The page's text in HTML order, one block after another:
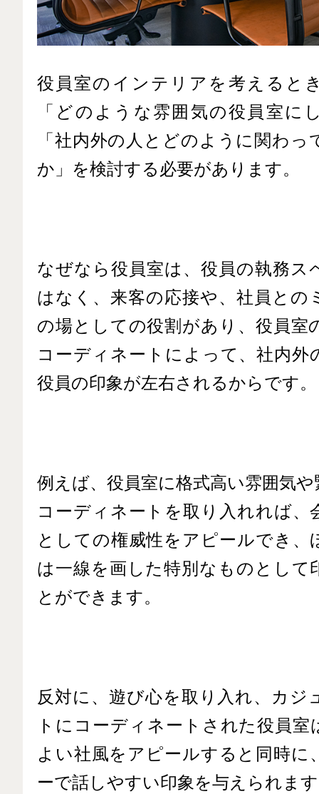
役員室のインテリアを考えると
「どのような雰囲気の役員室に
「社内外の人とどのように関わっ
か」を検討する必要があります。
なぜなら役員室は、役員の執務ス
はなく、来客の応接や、社員との
の場としての役割があり、役員室
コーディネートによって、社内外
役員の印象が左右されるからです。
例えば、役員室に格式高い雰囲気
コーディネートを取り入れれば、
としての権威性をアピールでき、
は一線を画した特別なものとして
とができます。
反対に、遊び心を取り入れ、カジ
トにコーディネートされた役員室
よい社風をアピールすると同時に
ーで話しやすい印象を与えられま